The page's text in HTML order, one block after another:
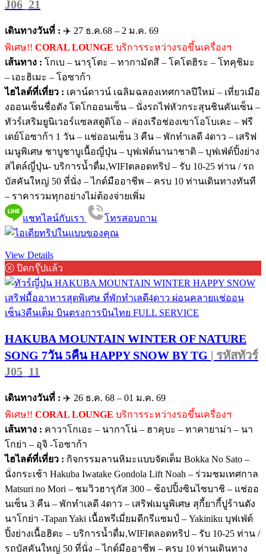
J06_21
เดินทางวันที่ : ✈️ 27 ธ.ค.68 – 2 ม.ค. 69
พิเศษ!! CORAL LOUNGE บริการระหว่างรอขึ้นเครื่องฯ
เส้นทาง : โกเบ – นารุโตะ – ทากามัตสึ – โคโตฮิระ – โทคุชิมะ
– เอะฮิเมะ – โอซาก้า
ไฮไลต์ที่เที่ยว : เคาน์ดาวน์ เฉลิมฉลองเทศกาลปีใหม่ – เที่ยวเมือ
งออนเซ็นชื่อดัง โดโกออนเซ็น – นั่งรถไฟหัวกระสุนชินคันเซ็น –
ทัวร์เสริมยูนิเวอร์แซลสตูดิโอ – ล่องเรือช่องเขาโอโบเคะ – ฟรี
เดย์โอซาก้า 1 วัน – แช่ออนเซ็น 3 คืน – พักทำเลดี 4ดาว – เสริฟ
เมนูพิเศษ ชาบูชาบูเนื้อญี่ปุ่น – บุฟเฟ่ต์นานาชาติ – บุฟเฟ่ต์ปิ้งย่าง
สไตล์ญี่ปุ่น- บริการน้ำดื่ม,WIFIตลอดทริป – รับ 10-25 ท่าน / รถ
บัสคันใหญ่ 50 ที่นั่ง – ไกด์มืออาชีพ – ครบ 10 ท่านเดินทางทันที
– ราคารวมทุกอย่างไม่ต้องจ่ายเพิ่ม
แชทไลน์กับเรา โทรสอบถาม
View Details
ⓧ ปิดกรุ๊ปแล้ว
HAKUBA MOUNTAIN WINTER OF NATURE
SONG 7วัน 5คืน HAPPY SNOW BY TG | รหัสทัวร์
J05_11
เดินทางวันที่ : ✈️ 26 ธ.ค. 68 – 01 ม.ค. 69
พิเศษ!! CORAL LOUNGE บริการระหว่างรอขึ้นเครื่องฯ
เส้นทาง : คาวาโกเอะ – นากาโน่ – ฮาคุบะ – ทาคายาม่า – นา
โกย่า – อุจิ -โอซาก้า
ไฮไลต์ที่เที่ยว : กิจกรรมลานหิมะแบบจัดเต็ม Bokka No Sato –
นั่งกระเช้า Hakuba Iwatake Gondola Lift Noah – ร่วมชมเทศกาล
Matsuri no Mori – ชมวิวฮารุกัส 300 – ช้อปปิ้งซินไซบาชิ – แช่ออ
นเซ็น 3 คืน – พักทำเลดี 4ดาว – เสริฟเมนูพิเศษ สุกี้ยากี้ปูร้านดัง
นาโกย่า -Tapan Yaki เนื้อพรีเมี่ยมดีกรีแซมป์ – Yakiniku บุฟเฟ่ต์
ปิ้งย่างเนื้อฮิดะ – บริการน้ำดื่ม,WIFIตลอดทริป – รับ 10-25 ท่าน /
รถบัสคันใหญ่ 50 ที่นั่ง – ไกด์มืออาชีพ – ครบ 10 ท่านเดินทาง